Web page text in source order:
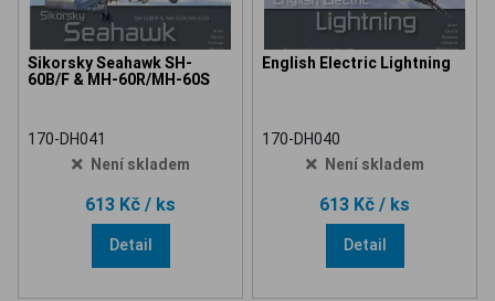
Sikorsky Seahawk SH-
60B/F & MH-60R/MH-60S
170-DH041
Není skladem
613 Kč / ks
Detail
English Electric Lightning
170-DH040
Není skladem
613 Kč / ks
Detail